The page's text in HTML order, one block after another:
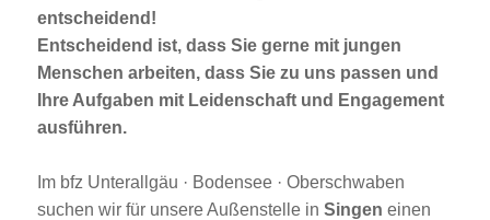
Karriere
Presse
entscheidend!
Entscheidend ist, dass Sie gerne mit jungen
Menschen arbeiten, dass Sie zu uns passen und
Ihre Aufgaben mit Leidenschaft und Engagement
ausführen.
Im bfz Unterallgäu · Bodensee · Oberschwaben
suchen wir für unsere Außenstelle in Singen einen